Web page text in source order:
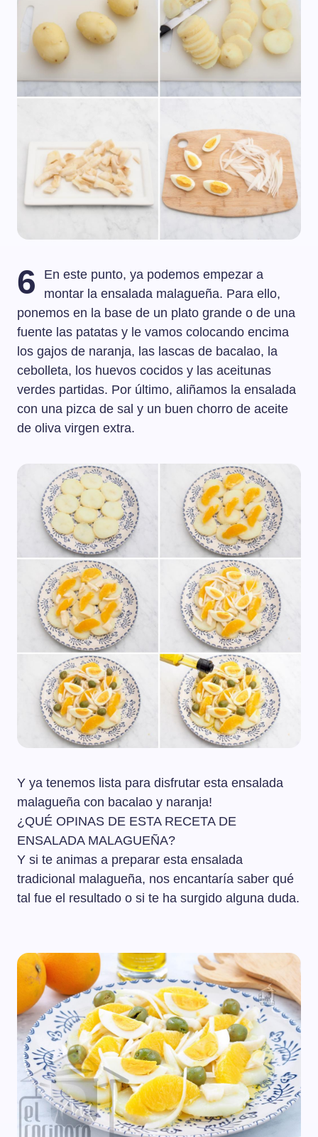
6
En este punto, ya podemos empezar a
montar la ensalada malagueña. Para ello,
ponemos en la base de un plato grande o de una
fuente las patatas y le vamos colocando encima
los gajos de naranja, las lascas de bacalao, la
cebolleta, los huevos cocidos y las aceitunas
verdes partidas. Por último, aliñamos la ensalada
con una pizca de sal y un buen chorro de aceite
de oliva virgen extra.
Y ya tenemos lista para disfrutar esta ensalada
malagueña con bacalao y naranja!
¿QUÉ OPINAS DE ESTA RECETA DE
ENSALADA MALAGUEÑA?
Y si te animas a preparar esta ensalada
tradicional malagueña, nos encantaría saber qué
tal fue el resultado o si te ha surgido alguna duda.